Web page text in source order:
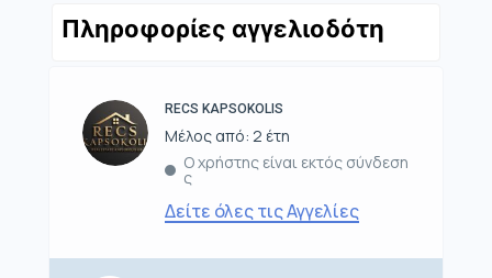
Πληροφορίες αγγελιοδότη
RECS KAPSOKOLIS
Μέλος από: 2 έτη
Ο χρήστης είναι εκτός σύνδεση
ς
Δείτε όλες τις Αγγελίες